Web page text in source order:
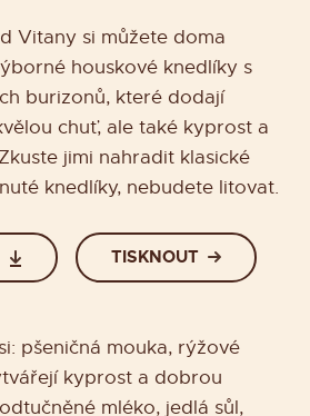
Vitany si můžete doma
houskové knedlíky s
burizonů, které dodají
chuť, ale také kyprost a
jimi nahradit klasické
knedlíky, nebudete litovat.
TISKNOUT
pšeničná mouka, rýžové
kyprost a dobrou
mléko, jedlá sůl,